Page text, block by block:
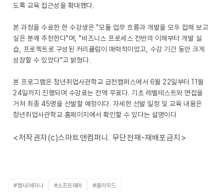
도록 교육 접근성을 확대했다.
본 과정을 수료한 한 수강생은 "모듈 업무 흐름과 개발을 모두 접해 보고
싶은 분께 추천한다"며, "비즈니스 프로세스 전반의 이해부터 개발 실
습, 프로젝트로 구성된 커리큘럼이 매력적이었고, 수강 기간 동안 크게
성장할 수 있었다"고 밝혔다.
본 프로그램은 청년취업사관학교 금천캠퍼스에서 6월 22일부터 11월
24일까지 진행되며 수강료는 전액 무료다. 기초 레벨테스트와 면접을
거쳐 최종 45명을 선발할 예정이다. 자세한 선발 일정 및 교육 내용은
청년취업사관학교 홈페이지에서 확인할 수 있다는 설명이다
<저작권자(c)스마트앤컴퍼니. 무단전재-재배포금지>
#행사/세미나 #소프트웨어 #클라우드